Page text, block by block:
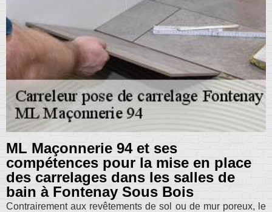
ML Maçonnerie 94 et ses
compétences pour la mise en place
des carrelages dans les salles de
bain à Fontenay Sous Bois
Contrairement aux revêtements de sol ou de mur poreux, le